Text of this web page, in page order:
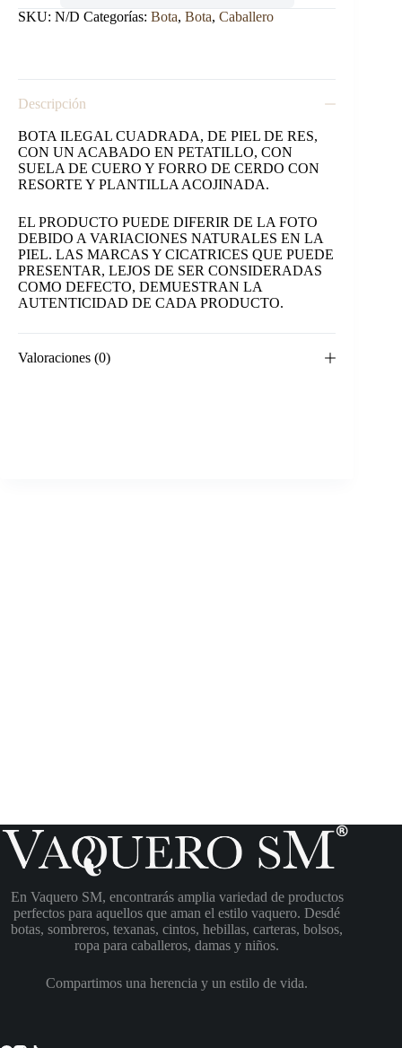
CAFÉ.
SKU: N/D Categorías: Bota, Bota, Caballero
Descripción
BOTA ILEGAL CUADRADA, DE PIEL DE RES,
CON UN ACABADO EN PETATILLO, CON
SUELA DE CUERO Y FORRO DE CERDO CON
RESORTE Y PLANTILLA ACOJINADA.
EL PRODUCTO PUEDE DIFERIR DE LA FOTO
DEBIDO A VARIACIONES NATURALES EN LA
PIEL. LAS MARCAS Y CICATRICES QUE PUEDE
PRESENTAR, LEJOS DE SER CONSIDERADAS
COMO DEFECTO, DEMUESTRAN LA
AUTENTICIDAD DE CADA PRODUCTO.
Valoraciones (0)
En Vaquero SM, encontrarás amplia variedad de productos
perfectos para aquellos que aman el estilo vaquero. Desdé
botas, sombreros, texanas, cintos, hebillas, carteras, bolsos,
ropa para caballeros, damas y niños.
Compartimos una herencia y un estilo de vida.